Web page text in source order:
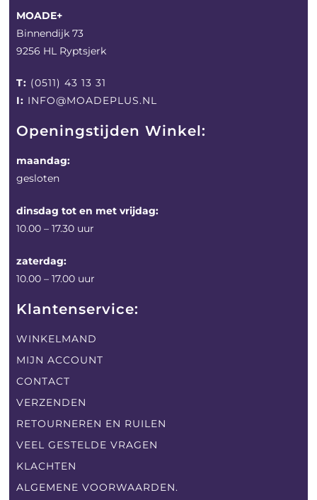
MOADE+
Binnendijk 73
9256 HL Ryptsjerk
T: (0511) 43 13 31
I: INFO@MOADEPLUS.NL
Openingstijden Winkel:
maandag:
gesloten
dinsdag tot en met vrijdag:
10.00 – 17.30 uur
zaterdag:
10.00 – 17.00 uur
Klantenservice:
WINKELMAND
MIJN ACCOUNT
CONTACT
VERZENDEN
RETOURNEREN EN RUILEN
VEEL GESTELDE VRAGEN
KLACHTEN
ALGEMENE VOORWAARDEN.